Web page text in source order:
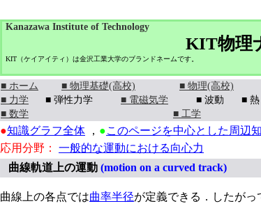
Kanazawa Institute of Technology
KIT物理
KIT（ケイアイティ）は金沢工業大学のブランドネームです。
■ ホーム ■ 物理基礎(高校) ■ 物理(高校)
■ 力学
■ 弾性力学 ■ 電磁気学 ■ 波動 ■
■ 数学
■ 工学
●知識グラフ全体 ， ●このページを中心とした周辺
応用分野：
一般的な運動における向心力
曲線軌道上の運動 (motion on a curved track)
曲線上の各点では曲率半径が定義できる．したが